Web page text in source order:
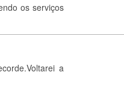
os serviços
a